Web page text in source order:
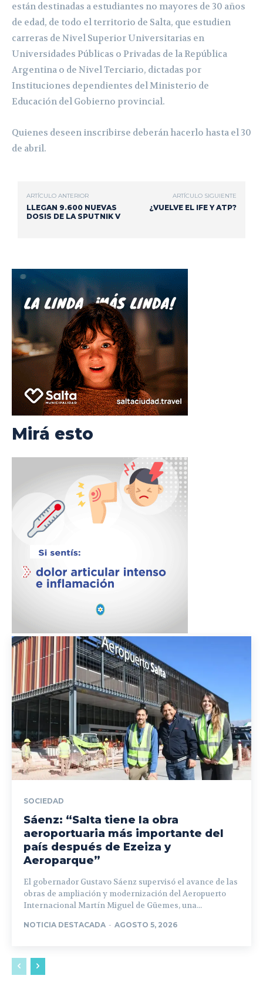
están destinadas a estudiantes no mayores de 30 años
de edad, de todo el territorio de Salta, que estudien
carreras de Nivel Superior Universitarias en
Universidades Públicas o Privadas de la República
Argentina o de Nivel Terciario, dictadas por
Instituciones dependientes del Ministerio de
Educación del Gobierno provincial.
Quienes deseen inscribirse deberán hacerlo hasta el 30
de abril.
ARTÍCULO ANTERIOR
LLEGAN 9.600 NUEVAS
DOSIS DE LA SPUTNIK V
ARTÍCULO SIGUIENTE
¿VUELVE EL IFE Y ATP?
Mirá esto
SOCIEDAD
Sáenz: “Salta tiene la obra
aeroportuaria más importante del
país después de Ezeiza y
Aeroparque”
El gobernador Gustavo Sáenz supervisó el avance de las
obras de ampliación y modernización del Aeropuerto
Internacional Martín Miguel de Güemes, una...
NOTICIA DESTACADA - AGOSTO 5, 2026